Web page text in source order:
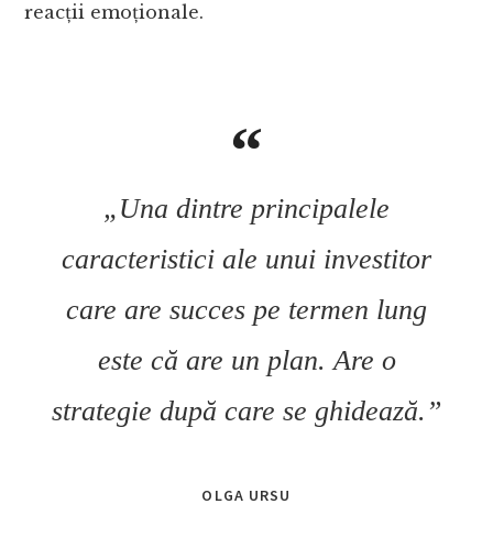
reacții emoționale.
„Una dintre principalele
caracteristici ale unui investitor
care are succes pe termen lung
este că are un plan. Are o
strategie după care se ghidează.”
OLGA URSU